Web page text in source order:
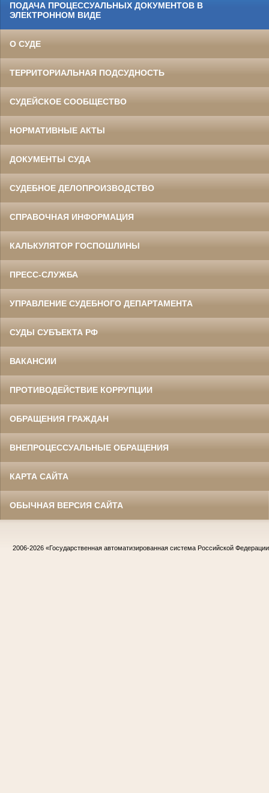
ПОДАЧА ПРОЦЕССУАЛЬНЫХ ДОКУМЕНТОВ В
ЭЛЕКТРОННОМ ВИДЕ
О СУДЕ
ТЕРРИТОРИАЛЬНАЯ ПОДСУДНОСТЬ
СУДЕЙСКОЕ СООБЩЕСТВО
НОРМАТИВНЫЕ АКТЫ
ДОКУМЕНТЫ СУДА
СУДЕБНОЕ ДЕЛОПРОИЗВОДСТВО
СПРАВОЧНАЯ ИНФОРМАЦИЯ
КАЛЬКУЛЯТОР ГОСПОШЛИНЫ
ПРЕСС-СЛУЖБА
УПРАВЛЕНИЕ СУДЕБНОГО ДЕПАРТАМЕНТА
СУДЫ СУБЪЕКТА РФ
ВАКАНСИИ
ПРОТИВОДЕЙСТВИЕ КОРРУПЦИИ
ОБРАЩЕНИЯ ГРАЖДАН
ВНЕПРОЦЕССУАЛЬНЫЕ ОБРАЩЕНИЯ
КАРТА САЙТА
ОБЫЧНАЯ ВЕРСИЯ САЙТА
2006-2026 «Государственная автоматизированная система Российской